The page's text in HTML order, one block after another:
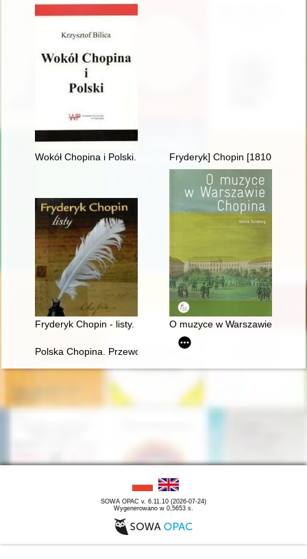
Wokół Chopina i Polski. Siedem szkicówFryderyk] Chopin [1810-1849]
Fryderyk Chopin - listy. Skarbiec spuścizny epistolarnej w
O muzyce w Warszawie
Polska Chopina. Przewodnik po miejscach związanych z
SOWA OPAC v. 6.11.10 (2026-07-24)
Wygenerowano w 0,5653 s.